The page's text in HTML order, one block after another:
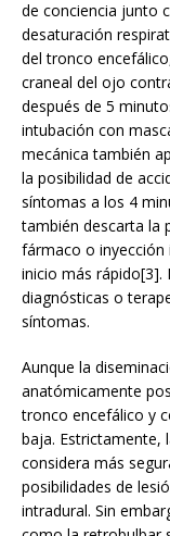
de conciencia junto
desaturación
del tronco
craneal del ojo
después de 5
intubación con
mecánica también
la posibilidad de
síntomas a los 4
también descarta la
fármaco o inyección
inicio más rápido[3].
diagnósticas o
síntomas.
Aunque la
anatómicamente
tronco encefálico y
baja. Estrictamente,
considera más
posibilidades de
intradural. Sin